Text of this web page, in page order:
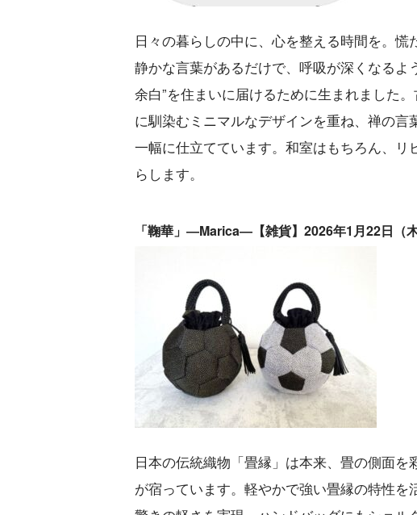
日々の暮らしの中に、心を整える時間を。
静かな言葉があるだけで、呼吸が深くなる
余白”を住まいに届けるために生まれました
に馴染むミニマルなデザインを重ね、禅の
一幅に仕立てています。和室はもちろん、
らします。
「鞠華」―Marica―【雑貨】2026年1月22日（
日本の伝統織物「畳縁」は本来、畳の側面
が宿っています。軽やかで強い畳縁の特性